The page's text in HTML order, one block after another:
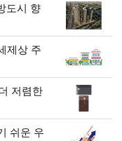
도시 향
제상 주
저렴한
쉬운 우